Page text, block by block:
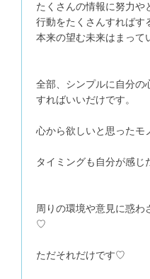
たくさんの情報に努力や
行動をたくさんすればす
本来の望む未来はまって
全部、シンプルに自分の
すればいいだけです。
心から欲しいと思ったモ
タイミングも自分が感じ
周りの環境や意見に惑わ
♡
ただそれだけです♡